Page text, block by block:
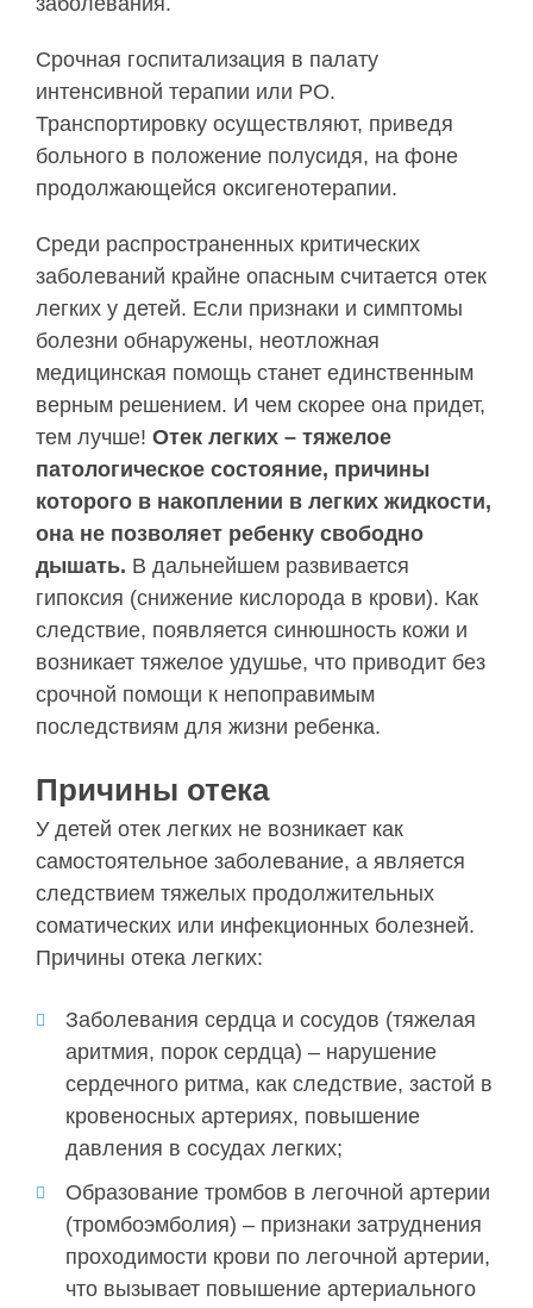
Срочная госпитализация в палату
интенсивной терапии или РО.
Транспортировку осуществляют, приведя
больного в положение полусидя, на фоне
продолжающейся оксигенотерапии.
Среди распространенных критических
заболеваний крайне опасным считается отек
легких у детей. Если признаки и симптомы
болезни обнаружены, неотложная
медицинская помощь станет единственным
верным решением. И чем скорее она придет,
тем лучше! Отек легких – тяжелое
патологическое состояние, причины
которого в накоплении в легких жидкости,
она не позволяет ребенку свободно
дышать. В дальнейшем развивается
гипоксия (снижение кислорода в крови). Как
следствие, появляется синюшность кожи и
возникает тяжелое удушье, что приводит без
срочной помощи к непоправимым
последствиям для жизни ребенка.
Причины отека
У детей отек легких не возникает как
самостоятельное заболевание, а является
следствием тяжелых продолжительных
соматических или инфекционных болезней.
Причины отека легких:
Заболевания сердца и сосудов (тяжелая
аритмия, порок сердца) – нарушение
сердечного ритма, как следствие, застой в
кровеносных артериях, повышение
давления в сосудах легких;
Образование тромбов в легочной артерии
(тромбоэмболия) – признаки затруднения
проходимости крови по легочной артерии,
что вызывает повышение артериального